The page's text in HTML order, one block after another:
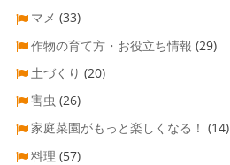
マメ (33)
作物の育て方・お役立ち情報 (29)
土づくり (20)
害虫 (26)
家庭菜園がもっと楽しくなる！ (14)
料理 (57)